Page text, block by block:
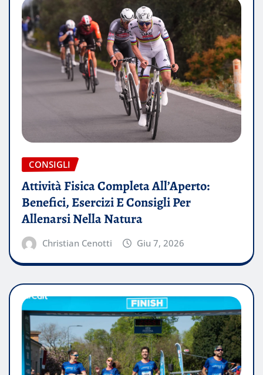
CONSIGLI
Attività Fisica Completa All’Aperto:
Benefici, Esercizi E Consigli Per
Allenarsi Nella Natura
Christian Cenotti Giu 7, 2026